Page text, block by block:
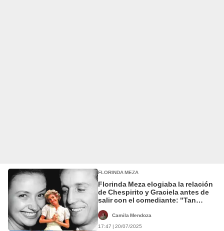
FLORINDA MEZA
Florinda Meza elogiaba la relación
de Chespirito y Graciela antes de
salir con el comediante: "Tan
Camila Mendoza
17:47 | 20/07/2025